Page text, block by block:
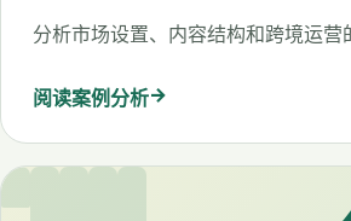
分析市场设置、内容结构和跨境运营
阅读案例分析→